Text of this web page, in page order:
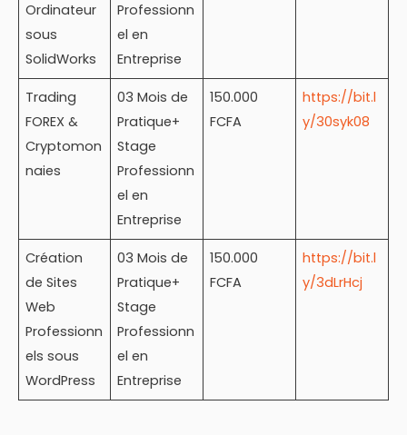
Ordinateur
sous
SolidWorks
Professionn
el en
Entreprise
Trading
FOREX &
Cryptomon
naies
03 Mois de
Pratique+
Stage
Professionn
el en
Entreprise
150.000
FCFA
https://bit.l
y/30syk08
Création
de Sites
Web
Professionn
els sous
WordPress
03 Mois de
Pratique+
Stage
Professionn
el en
Entreprise
150.000
FCFA
https://bit.l
y/3dLrHcj